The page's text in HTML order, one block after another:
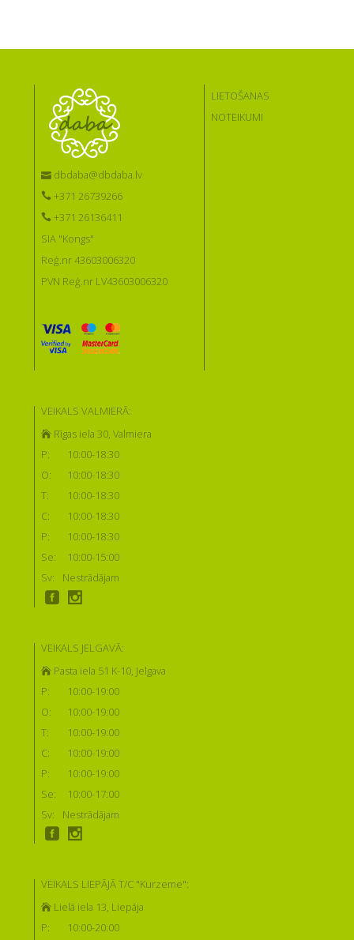
dbdaba@dbdaba.lv
+371 26739266
+371 26136411
SIA "Kongs"
Reģ.nr 43603006320
PVN Reģ.nr LV43603006320
LIETOŠANAS
NOTEIKUMI
VEIKALS VALMIERĀ:
Rīgas iela 30, Valmiera
P:
10:00-18:30
O:
10:00-18:30
T:
10:00-18:30
C:
10:00-18:30
P:
10:00-18:30
Se:
10:00-15:00
Sv:
Nestrādājam
VEIKALS JELGAVĀ:
Pasta iela 51 K-10, Jelgava
P:
10:00-19:00
O:
10:00-19:00
T:
10:00-19:00
C:
10:00-19:00
P:
10:00-19:00
Se:
10:00-17:00
Sv:
Nestrādājam
VEIKALS LIEPĀJĀ T/C "Kurzeme":
Lielā iela 13, Liepāja
P:
10:00-20:00